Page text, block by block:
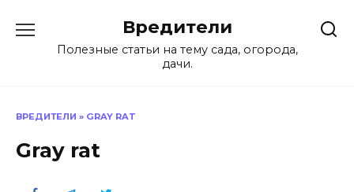
содержанию
Вредители
Полезные статьи на тему сада, огорода,
дачи.
ВРЕДИТЕЛИ » GRAY RAT
Gray rat